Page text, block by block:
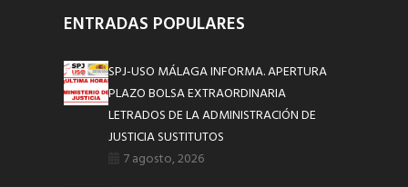
ENTRADAS POPULARES
SPJ-USO MÁLAGA INFORMA. APERTURA
PLAZO BOLSA EXTRAORDINARIA
LETRADOS DE LA ADMINISTRACIÓN DE
JUSTICIA SUSTITUTOS
7 agosto, 2026